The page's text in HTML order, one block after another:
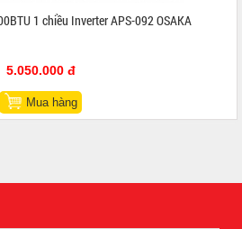
1 chiều Inverter APS-092 OSAKA
5.050.000 đ
Mua hàng